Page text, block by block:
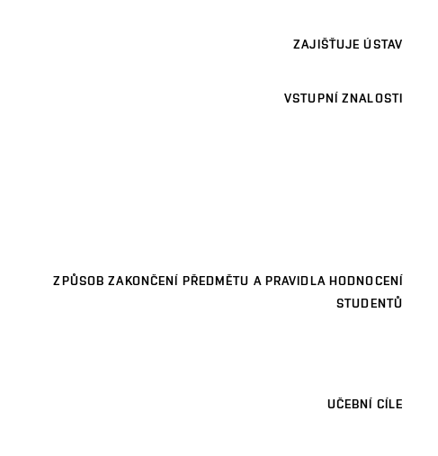
ZAJIŠŤUJE ÚSTAV
VSTUPNÍ ZNALOSTI
ZPŮSOB ZAKONČENÍ PŘEDMĚTU A PRAVIDLA HODNOCENÍ
STUDENTŮ
UČEBNÍ CÍLE